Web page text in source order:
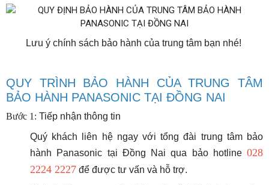
Lưu ý chính sách bảo hành của trung tâm bạn nhé!
QUY TRÌNH BẢO HÀNH CỦA TRUNG TÂM
BẢO HÀNH PANASONIC TẠI ĐỒNG NAI
Bước 1: Tiếp nhận thông tin
Quý khách liên hệ ngay với tổng đài trung tâm bảo
hành Panasonic tại Đồng Nai qua bảo hotline 028
2224 2227 để được tư vấn và hỗ trợ.